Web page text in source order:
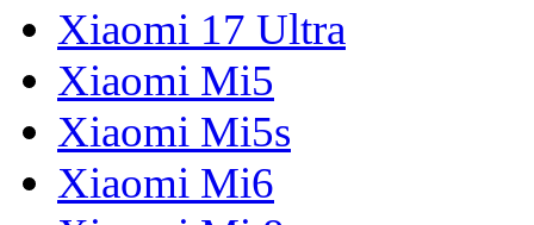
Xiaomi 17 Ultra
Xiaomi Mi5
Xiaomi Mi5s
Xiaomi Mi6